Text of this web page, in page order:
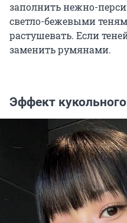
заполнить нежно-
светло-бежевыми
растушевать. Если
заменить румянами.
Эффект